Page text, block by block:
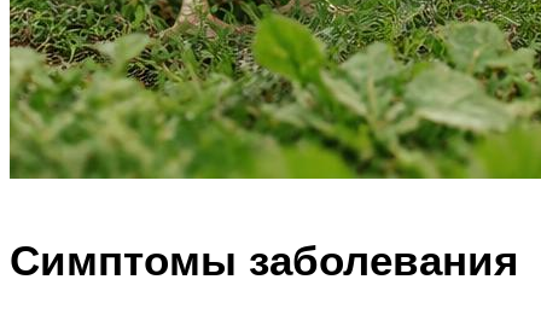
Симптомы заболевания